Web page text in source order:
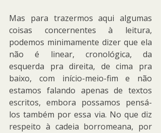
Mas para trazermos aqui algumas
coisas concernentes à leitura,
podemos minimamente dizer que ela
não é linear, cronológica, da
esquerda pra direita, de cima pra
baixo, com início-meio-fim e não
estamos falando apenas de textos
escritos, embora possamos pensá-
los também por essa via. No que diz
respeito à cadeia borromeana, por